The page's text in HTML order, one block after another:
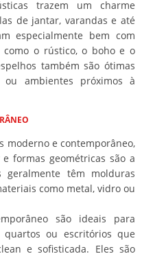
trazem um charme
de jantar, varandas e até
especialmente bem com
como o rústico, o boho e o
também são ótimas
ambientes próximos à
moderno e contemporâneo,
formas geométricas são a
geralmente têm molduras
como metal, vidro ou
são ideais para
ou escritórios que
e sofisticada. Eles são